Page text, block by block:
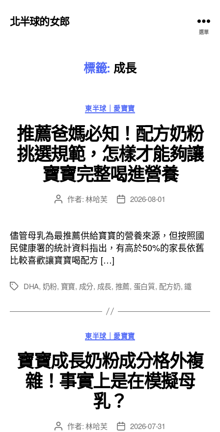
北半球的女郎
選單
標籤: 成長
分
類
東半球｜愛寶寶
推薦爸媽必知！配方奶粉
挑選規範，怎樣才能夠讓
寶寶完整喝進營養
文
者
作者:林哈芙
文
佈
日
期
2026-08-01
儘管母乳為最推薦供給寶寶的營養來源，但按照國
民健康署的統計資料指出，有高於50%的家長依舊
比較喜歡讓寶寶喝配方 […]
標
DHA, 奶粉, 寶寶, 成分, 成長, 推薦, 蛋白質, 配方奶,鐵
分
類
東半球｜愛寶寶
寶寶成長奶粉成分格外複
雜！事實上是在模擬母
乳？
文 作者:林哈芙
文 2026-07-31